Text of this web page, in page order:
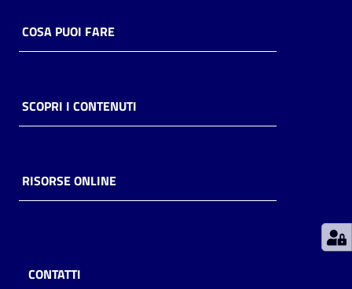
Piani
Decentrate
COSA PUOI FARE
SCOPRI I CONTENUTI
RISORSE ONLINE
CONTATTI